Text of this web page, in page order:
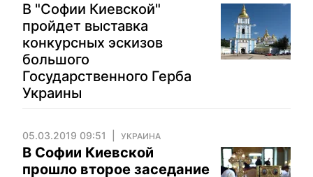
В "Софии Киевской"
пройдет выставка
конкурсных эскизов
большого
Государственного Герба
Украины
05.03.2019 09:51 УКРАИНА
В Софии Киевской
прошло второе заседание